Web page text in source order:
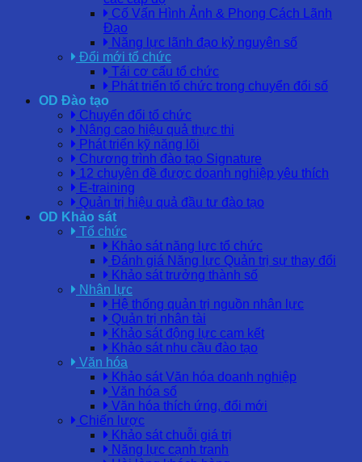
Cố Vấn Hình Ảnh & Phong Cách Lãnh
Đạo
Năng lực lãnh đạo kỷ nguyên số
Đổi mới tổ chức
Tái cơ cấu tổ chức
Phát triển tổ chức trong chuyển đổi số
OD Đào tạo
Chuyển đổi tổ chức
Nâng cao hiệu quả thực thi
Phát triển kỹ năng lõi
Chương trình đào tạo Signature
12 chuyên đề được doanh nghiệp yêu thích
E-training
Quản trị hiệu quả đầu tư đào tạo
OD Khảo sát
Tổ chức
Khảo sát năng lực tổ chức
Đánh giá Năng lực Quản trị sự thay đổi
Khảo sát trưởng thành số
Nhân lực
Hệ thống quản trị nguồn nhân lực
Quản trị nhân tài
Khảo sát động lực cam kết
Khảo sát nhu cầu đào tạo
Văn hóa
Khảo sát Văn hóa doanh nghiệp
Văn hóa số
Văn hóa thích ứng, đổi mới
Chiến lược
Khảo sát chuỗi giá trị
Năng lực cạnh tranh